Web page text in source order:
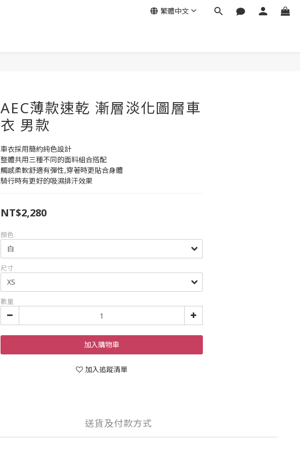
繁體中文
AEC薄款速乾 漸層淡化圖層車
衣 男款
車衣採用簡約純色設計
整體共用三種不同的面料組合搭配
觸感柔軟舒適有彈性,穿著時更貼合身體
騎行時有更好的吸濕排汗效果
NT$2,280
顏色
尺寸
數量
加入購物車
加入追蹤清單
送貨及付款方式